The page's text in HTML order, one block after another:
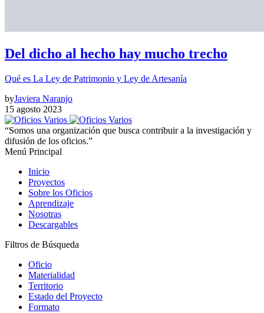
Del dicho al hecho hay mucho trecho
Qué es La Ley de Patrimonio y Ley de Artesanía
byJaviera Naranjo
15 agosto 2023
“Somos una organización que busca contribuir a la investigación y
difusión de los oficios.”
Menú Principal
Inicio
Proyectos
Sobre los Oficios
Aprendizaje
Nosotras
Descargables
Filtros de Búsqueda
Oficio
Materialidad
Territorio
Estado del Proyecto
Formato